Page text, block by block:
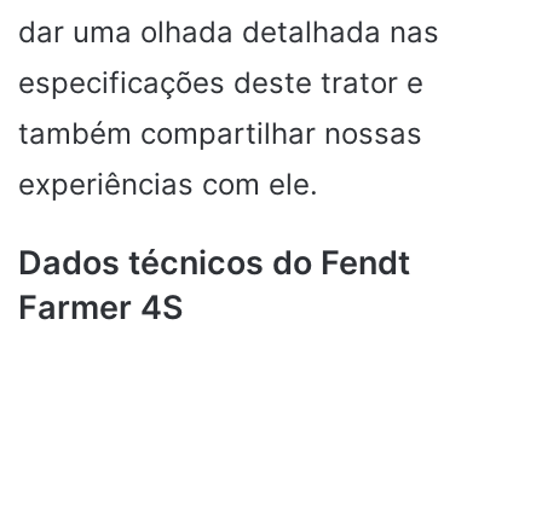
dar uma olhada detalhada nas
especificações deste trator e
também compartilhar nossas
experiências com ele.
Dados técnicos do Fendt
Farmer 4S